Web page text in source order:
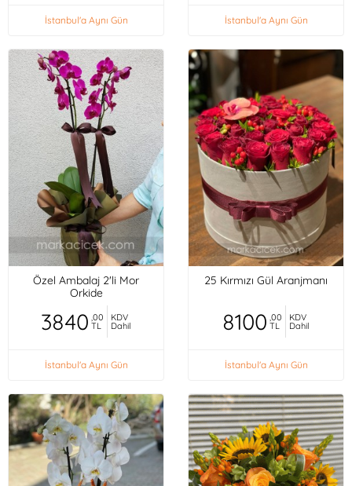
İstanbul'a Aynı Gün İstanbul'a Aynı Gün
Özel Ambalaj 2'li Mor
Orkide
3840 ,00
TL
KDV
Dahil
İstanbul'a Aynı Gün
25 Kırmızı Gül Aranjmanı
8100 ,00
TL
KDV
Dahil
İstanbul'a Aynı Gün